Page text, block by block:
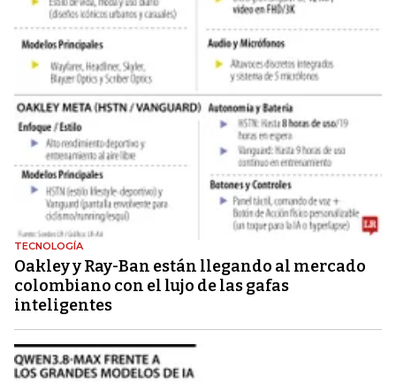
TECNOLOGÍA
Oakley y Ray-Ban están llegando al mercado
colombiano con el lujo de las gafas
inteligentes